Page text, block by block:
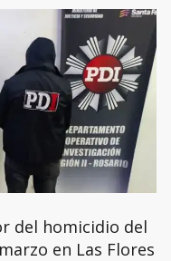
del homicidio del
en Las Flores